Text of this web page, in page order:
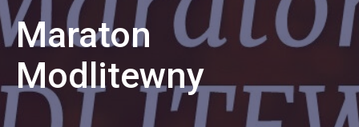
Maraton
Modlitewny